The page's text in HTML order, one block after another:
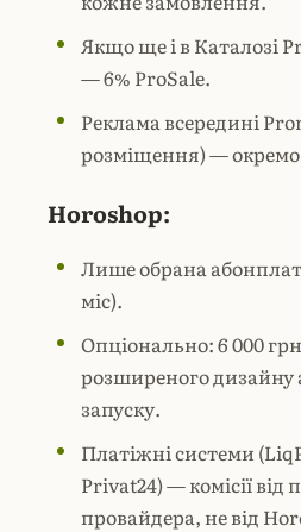
Якщо ще і в Каталозі
— 6% ProSale.
Реклама всередині
розміщення) —
Horoshop:
Лише обрана
міс).
Опціонально: 6 000
розширеного дизайну
запуску.
Платіжні системи
Privat24) — комісії від
провайдера, не від